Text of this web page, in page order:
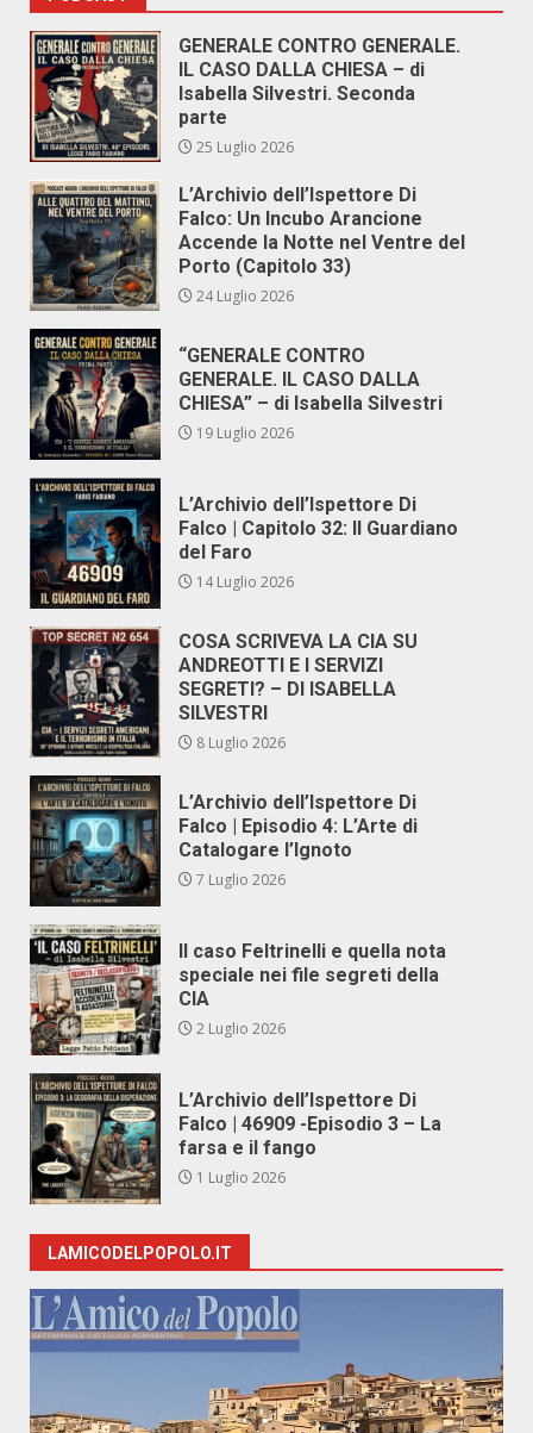
GENERALE CONTRO GENERALE.
IL CASO DALLA CHIESA – di
Isabella Silvestri. Seconda
parte
25 Luglio 2026
L’Archivio dell’Ispettore Di
Falco: Un Incubo Arancione
Accende la Notte nel Ventre del
Porto (Capitolo 33)
24 Luglio 2026
“GENERALE CONTRO
GENERALE. IL CASO DALLA
CHIESA” – di Isabella Silvestri
19 Luglio 2026
L’Archivio dell’Ispettore Di
Falco | Capitolo 32: Il Guardiano
del Faro
14 Luglio 2026
COSA SCRIVEVA LA CIA SU
ANDREOTTI E I SERVIZI
SEGRETI? – DI ISABELLA
SILVESTRI
8 Luglio 2026
L’Archivio dell’Ispettore Di
Falco | Episodio 4: L’Arte di
Catalogare l’Ignoto
7 Luglio 2026
Il caso Feltrinelli e quella nota
speciale nei file segreti della
CIA
2 Luglio 2026
L’Archivio dell’Ispettore Di
Falco | 46909 -Episodio 3 – La
farsa e il fango
1 Luglio 2026
LAMICODELPOPOLO.IT